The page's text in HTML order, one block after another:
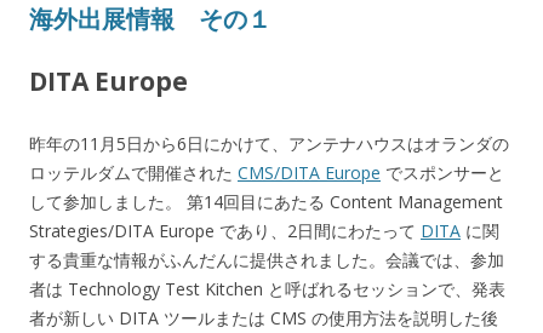
海外出展情報 その１
DITA Europe
昨年の11月5日から6日にかけて、アンテナハウスはオランダの
ロッテルダムで開催された CMS/DITA Europe でスポンサーと
して参加しました。 第14回目にあたる Content Management
Strategies/DITA Europe であり、2日間にわたって DITA に関
する貴重な情報がふんだんに提供されました。会議では、参加
者は Technology Test Kitchen と呼ばれるセッションで、発表
者が新しい DITA ツールまたは CMS の使用方法を説明した後